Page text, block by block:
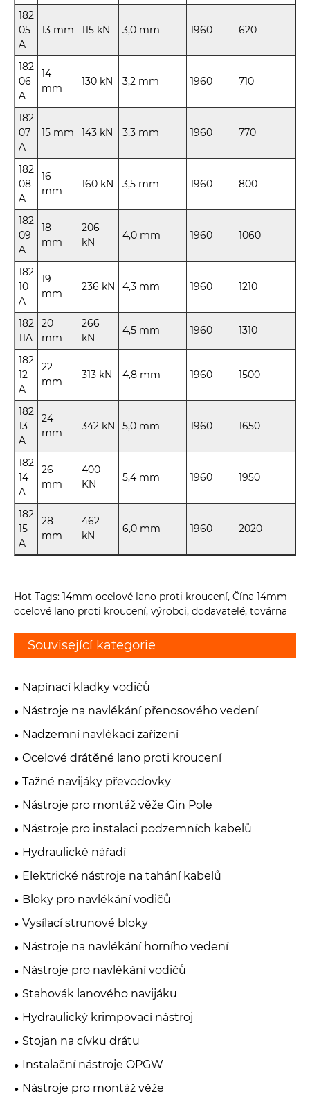
182
05
A
13 mm 115 kN 3,0 mm 1960 620
182
06
A
14
mm
130 kN 3,2 mm 1960 710
182
07
A
15 mm 143 kN 3,3 mm 1960 770
182
08
A
16
mm
160 kN 3,5 mm 1960 800
182
09
A
18
mm
206
kN
4,0 mm 1960 1060
182
10
A
19
mm
236 kN 4,3 mm 1960 1210
182
11A
20
mm
266
kN
4,5 mm 1960 1310
182
12
A
22
mm
313 kN 4,8 mm 1960 1500
182
13
A
24
mm
342 kN 5,0 mm 1960 1650
182
14
A
26
mm
400
KN
5,4 mm 1960 1950
182
15
A
28
mm
462
kN
6,0 mm 1960 2020
Hot Tags: 14mm ocelové lano proti kroucení, Čína 14mm
ocelové lano proti kroucení, výrobci, dodavatelé, továrna
Související kategorie
Napínací kladky vodičů
Nástroje na navlékání přenosového vedení
Nadzemní navlékací zařízení
Ocelové drátěné lano proti kroucení
Tažné navijáky převodovky
Nástroje pro montáž věže Gin Pole
Nástroje pro instalaci podzemních kabelů
Hydraulické nářadí
Elektrické nástroje na tahání kabelů
Bloky pro navlékání vodičů
Vysílací strunové bloky
Nástroje na navlékání horního vedení
Nástroje pro navlékání vodičů
Stahovák lanového navijáku
Hydraulický krimpovací nástroj
Stojan na cívku drátu
Instalační nástroje OPGW
Nástroje pro montáž věže